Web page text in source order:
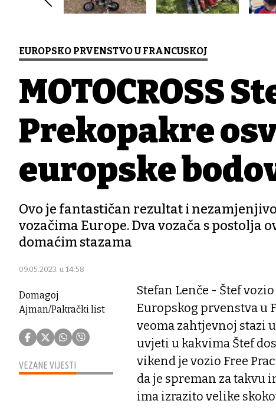
EUROPSKO PRVENSTVO U FRANCUSKOJ
MOTOCROSS
Prekopakre
europske
Ovo je fantastičan rezultat i
vozačima Europe. Dva vozača s postolja
domaćim stazama
09.05.2023. u 14:58
Domagoj
Ajman/Pakrački list
VEZANE VIJESTI
Stefan Lenče - Štef
Europskog prvenstva u
veoma zahtjevnoj stazi
uvjeti u kakvima Štef
vikend je vozio Free
da je spreman za takvu
ima izrazito velike